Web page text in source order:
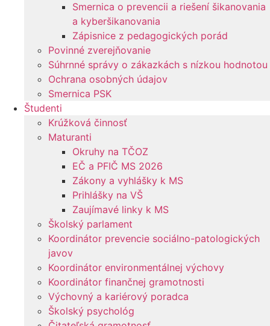
Smernica o prevencii a riešení šikanovania
a kyberšikanovania
Zápisnice z pedagogických porád
Povinné zverejňovanie
Súhrnné správy o zákazkách s nízkou hodnotou
Ochrana osobných údajov
Smernica PSK
Študenti
Krúžková činnosť
Maturanti
Okruhy na TČOZ
EČ a PFIČ MS 2026
Zákony a vyhlášky k MS
Prihlášky na VŠ
Zaujímavé linky k MS
Školský parlament
Koordinátor prevencie sociálno-patologických
javov
Koordinátor environmentálnej výchovy
Koordinátor finančnej gramotnosti
Výchovný a kariérový poradca
Školský psychológ